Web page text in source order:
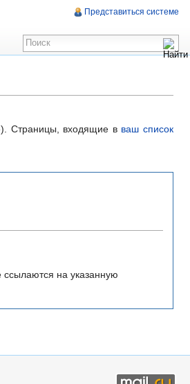
Страницы, входящие в ваш список
ссылаются на указанную
Представиться системе